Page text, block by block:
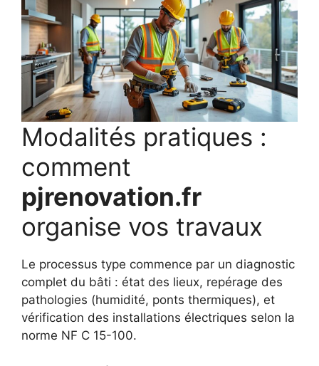
Modalités pratiques :
comment
pjrenovation.fr
organise vos travaux
Le processus type commence par un diagnostic
complet du bâti : état des lieux, repérage des
pathologies (humidité, ponts thermiques), et
vérification des installations électriques selon la
norme NF C 15-100.